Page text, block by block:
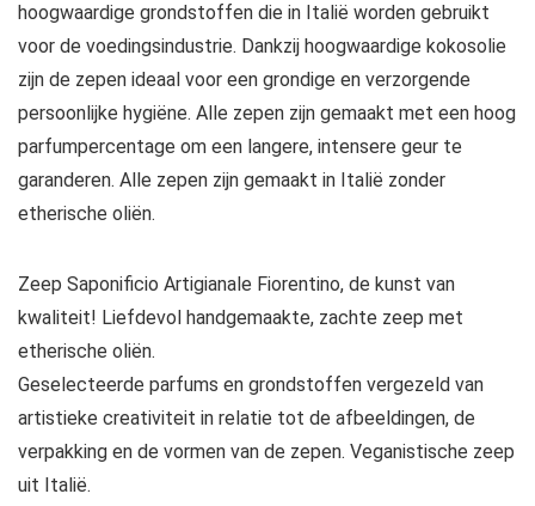
hoogwaardige grondstoffen die in Italië worden gebruikt
voor de voedingsindustrie. Dankzij hoogwaardige kokosolie
zijn de zepen ideaal voor een grondige en verzorgende
persoonlijke hygiëne. Alle zepen zijn gemaakt met een hoog
parfumpercentage om een ​​langere, intensere geur te
garanderen. Alle zepen zijn gemaakt in Italië zonder
etherische oliën.
Zeep Saponificio Artigianale Fiorentino, de kunst van
kwaliteit! Liefdevol handgemaakte, zachte zeep met
etherische oliën.
Geselecteerde parfums en grondstoffen vergezeld van
artistieke creativiteit in relatie tot de afbeeldingen, de
verpakking en de vormen van de zepen. Veganistische zeep
uit Italië.